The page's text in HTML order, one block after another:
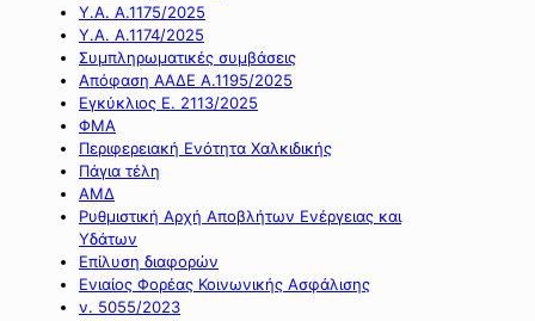
Υ.Α. Α.1175/2025
Υ.Α. Α.1174/2025
Συμπληρωματικές συμβάσεις
Απόφαση ΑΑΔΕ Α.1195/2025
Εγκύκλιος Ε. 2113/2025
ΦΜΑ
Περιφερειακή Ενότητα Χαλκιδικής
Πάγια τέλη
ΑΜΔ
Ρυθμιστική Αρχή Αποβλήτων Ενέργειας και
Υδάτων
Επίλυση διαφορών
Ενιαίος Φορέας Κοινωνικής Ασφάλισης
ν. 5055/2023